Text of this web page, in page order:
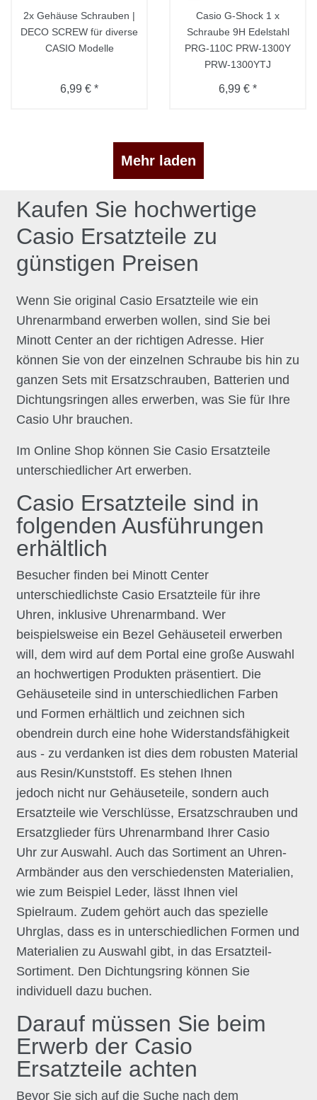
2x Gehäuse Schrauben |
DECO SCREW für diverse
CASIO Modelle
6,99 € *
Casio G-Shock 1 x
Schraube 9H Edelstahl
PRG-110C PRW-1300Y
PRW-1300YTJ
6,99 € *
Mehr laden
Kaufen Sie hochwertige
Casio Ersatzteile zu
günstigen Preisen
Wenn Sie original Casio Ersatzteile wie ein
Uhrenarmband erwerben wollen, sind Sie bei
Minott Center an der richtigen Adresse. Hier
können Sie von der einzelnen Schraube bis hin zu
ganzen Sets mit Ersatzschrauben, Batterien und
Dichtungsringen alles erwerben, was Sie für Ihre
Casio Uhr brauchen.
Im Online Shop können Sie Casio Ersatzteile
unterschiedlicher Art erwerben.
Casio Ersatzteile sind in
folgenden Ausführungen
erhältlich
Besucher finden bei Minott Center
unterschiedlichste Casio Ersatzteile für ihre
Uhren, inklusive Uhrenarmband. Wer
beispielsweise ein Bezel Gehäuseteil erwerben
will, dem wird auf dem Portal eine große Auswahl
an hochwertigen Produkten präsentiert. Die
Gehäuseteile sind in unterschiedlichen Farben
und Formen erhältlich und zeichnen sich
obendrein durch eine hohe Widerstandsfähigkeit
aus - zu verdanken ist dies dem robusten Material
aus Resin/Kunststoff. Es stehen Ihnen
jedoch nicht nur Gehäuseteile, sondern auch
Ersatzteile wie Verschlüsse, Ersatzschrauben und
Ersatzglieder fürs Uhrenarmband Ihrer Casio
Uhr zur Auswahl. Auch das Sortiment an Uhren-
Armbänder aus den verschiedensten Materialien,
wie zum Beispiel Leder, lässt Ihnen viel
Spielraum. Zudem gehört auch das spezielle
Uhrglas, dass es in unterschiedlichen Formen und
Materialien zu Auswahl gibt, in das Ersatzteil-
Sortiment. Den Dichtungsring können Sie
individuell dazu buchen.
Darauf müssen Sie beim
Erwerb der Casio
Ersatzteile achten
Bevor Sie sich auf die Suche nach dem